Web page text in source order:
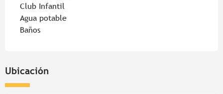
Club Infantil
Agua potable
Baños
Ubicación